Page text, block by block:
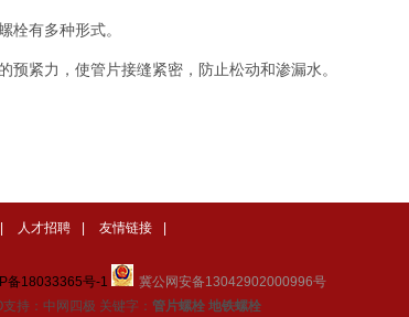
栓有多种形式。
紧力，使管片接缝紧密，防止松动和渗漏水。
人才招聘 友情链接
备18033365号-1
冀公网安备13042902000996号
支持： 中网四极 关键字： 管片螺栓 地铁螺栓